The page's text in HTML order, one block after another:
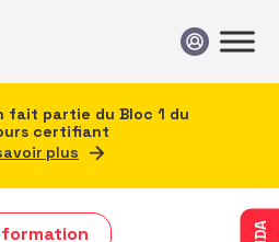
fait partie du Bloc 1 du
certifiant
plus